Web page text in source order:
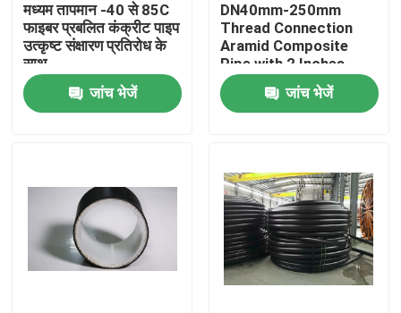
उत्पाद
वीआर दिखाएँ
मध्यम तापमान -40 से 85C
फाइबर प्रबलित कंक्रीट पाइप
उत्कृष्ट संक्षारण प्रतिरोध के
साथ
जांच भेजें
DN40mm-250mm
Thread Connection
Aramid Composite
Pipe with 2 Inches
Inner Diameter Flange
जांच भेजें